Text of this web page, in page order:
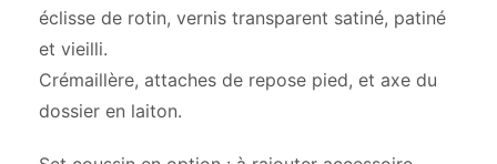
éclisse de rotin, vernis transparent satiné, patiné
et vieilli.
Crémaillère, attaches de repose pied, et axe du
dossier en laiton.